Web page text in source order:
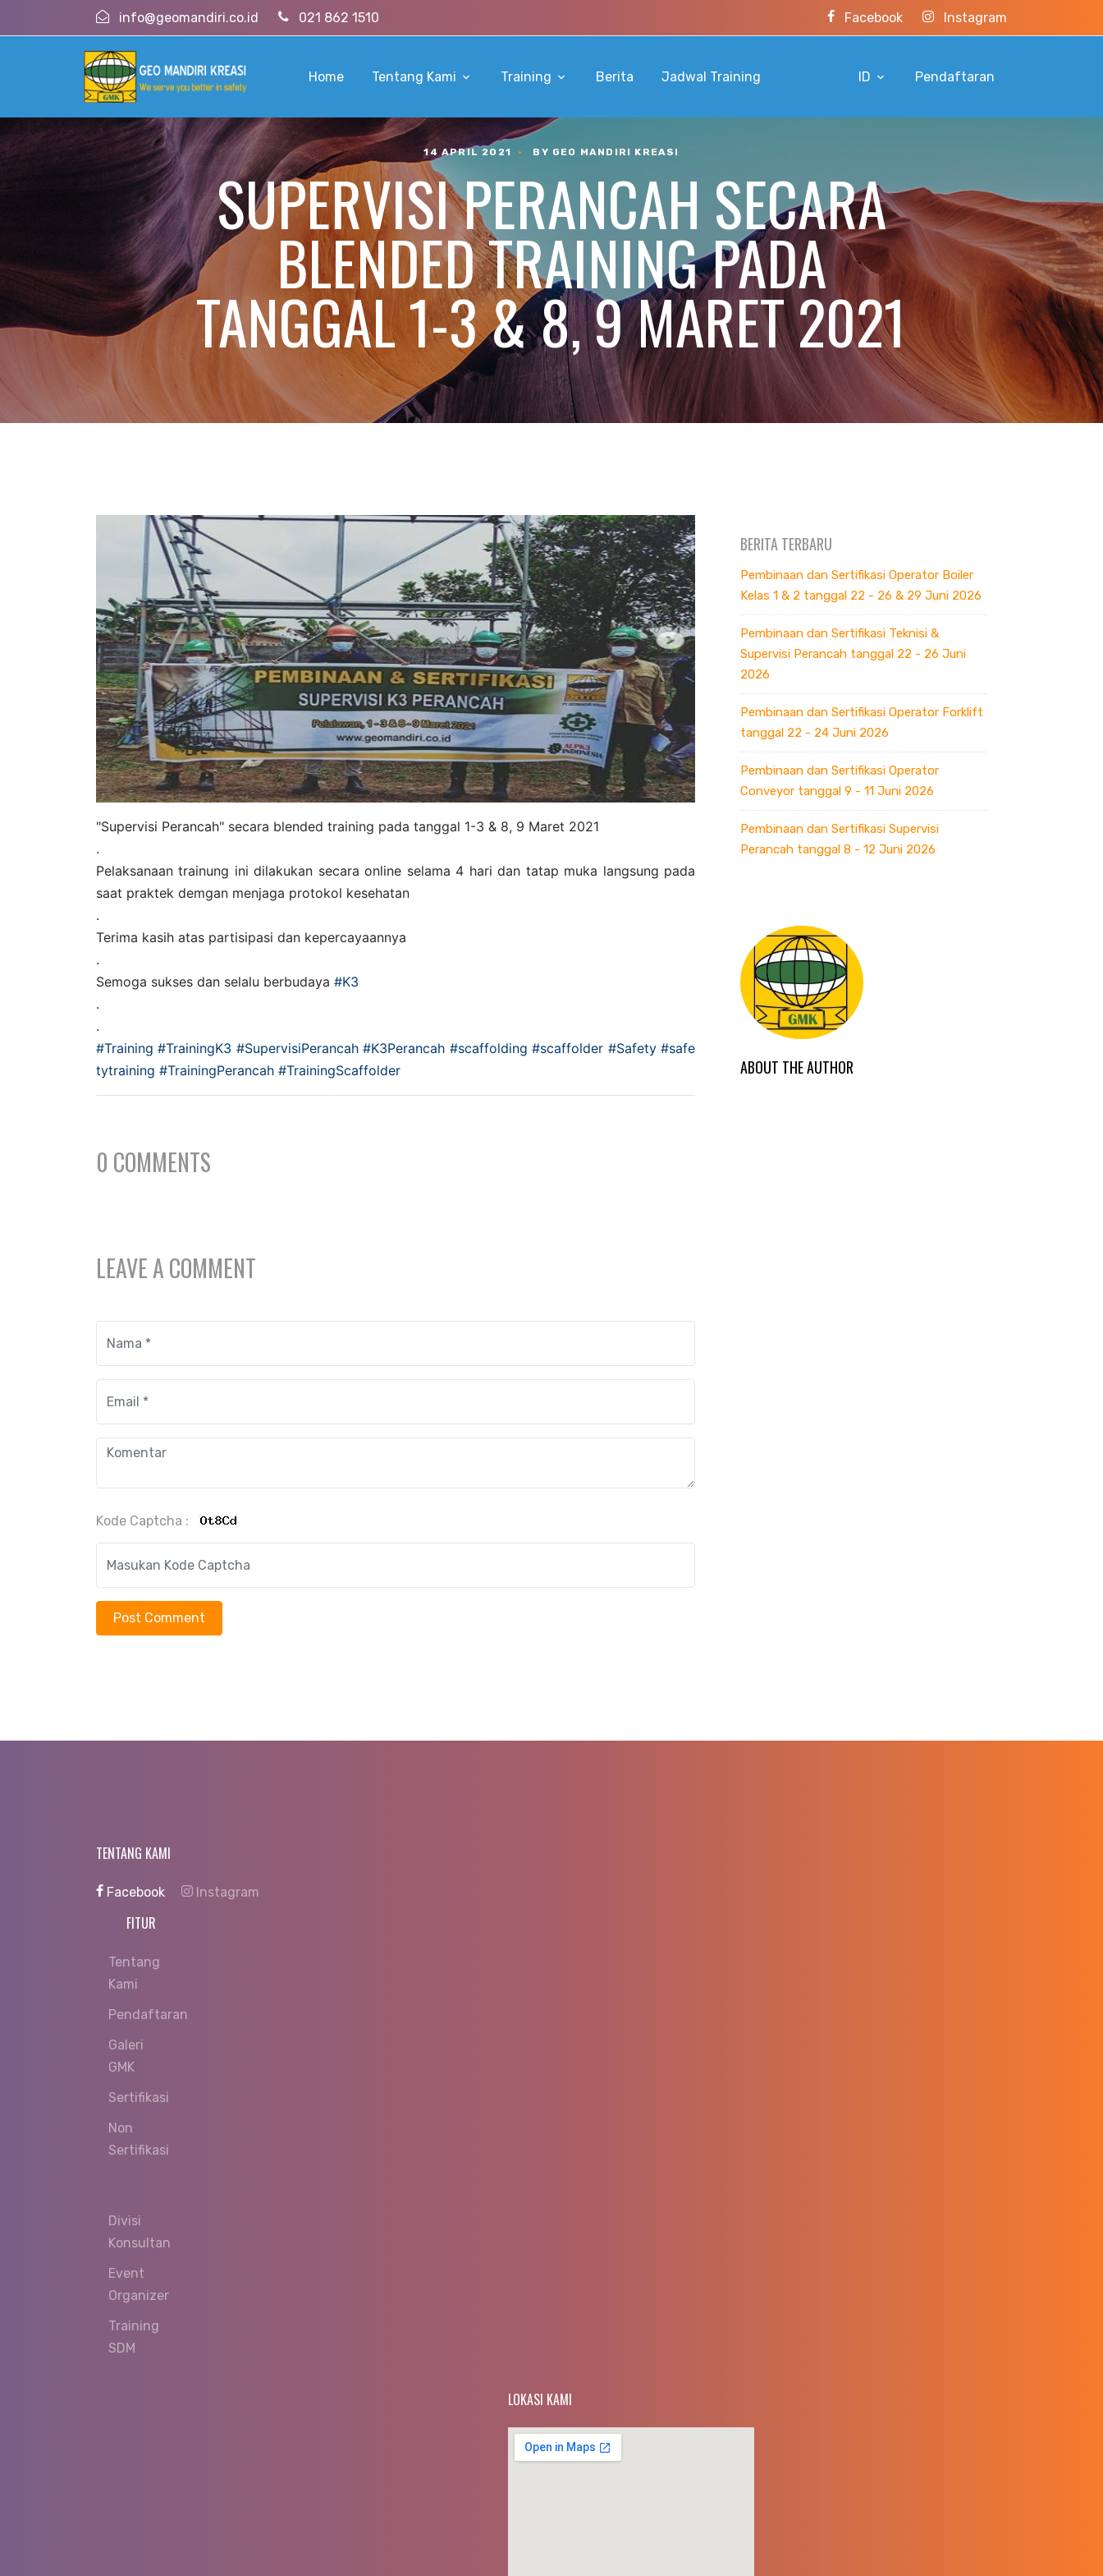
info@geomandiri.co.id 021 862 1510 Facebook Instagram
Home Tentang Kami Training Berita Jadwal Training ID Pendaftaran
14 APRIL 2021 • BY GEO MANDIRI KREASI
SUPERVISI PERANCAH SECARA
BLENDED TRAINING PADA
TANGGAL 1-3 & 8, 9 MARET 2021
"Supervisi Perancah" secara blended training pada tanggal 1-3 & 8, 9 Maret 2021
.
Pelaksanaan trainung ini dilakukan secara online selama 4 hari dan tatap muka langsung pada
saat praktek demgan menjaga protokol kesehatan
.
Terima kasih atas partisipasi dan kepercayaannya
.
Semoga sukses dan selalu berbudaya #K3
.
.
#Training #TrainingK3 #SupervisiPerancah #K3Perancah #scaffolding #scaffolder #Safety #safe
tytraining #TrainingPerancah #TrainingScaffolder
0 COMMENTS
LEAVE A COMMENT
Kode Captcha :
BERITA TERBARU
Pembinaan dan Sertifikasi Operator Boiler
Kelas 1 & 2 tanggal 22 - 26 & 29 Juni 2026
Pembinaan dan Sertifikasi Teknisi &
Supervisi Perancah tanggal 22 - 26 Juni
2026
Pembinaan dan Sertifikasi Operator Forklift
tanggal 22 - 24 Juni 2026
Pembinaan dan Sertifikasi Operator
Conveyor tanggal 9 - 11 Juni 2026
Pembinaan dan Sertifikasi Supervisi
Perancah tanggal 8 - 12 Juni 2026
ABOUT THE AUTHOR
TENTANG KAMI
Facebook Instagram
FITUR
Tentang
Kami
Pendaftaran
Galeri
GMK
Sertifikasi
Non
Sertifikasi
Divisi
Konsultan
Event
Organizer
Training
SDM
LOKASI KAMI